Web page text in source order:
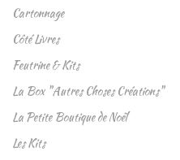
Cartonnage
Côté Livres
Feutrine & Kits
La Box "Autres Choses Créations"
La Petite Boutique de Noël
Les Kits